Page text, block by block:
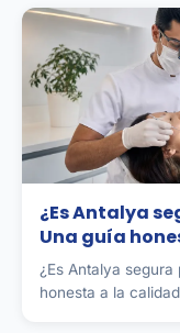
¿Es Antalya
Una guía
¿Es Antalya
honesta a la